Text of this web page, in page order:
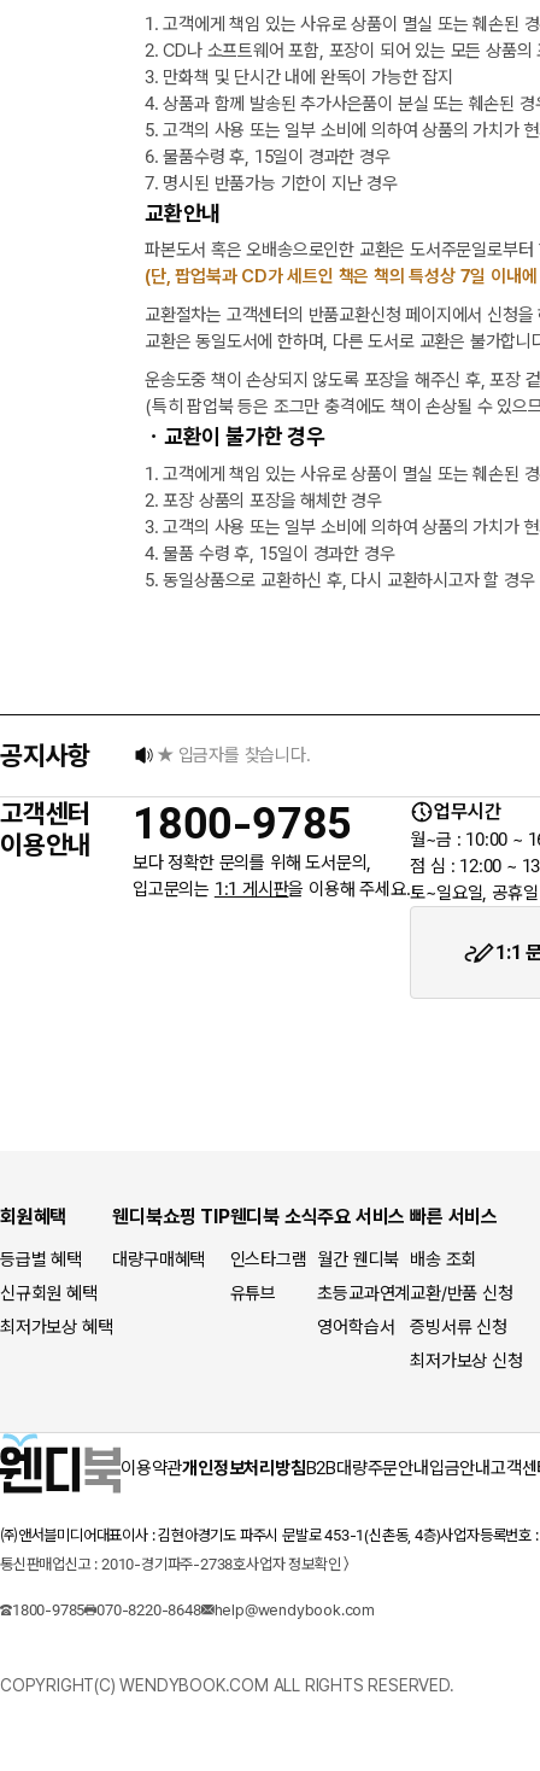
1. 고객에게 책임 있는 사유로 상품이 멸실 또는 훼손된
2. CD나 소프트웨어 포함, 포장이 되어 있는 모든 상품의
3. 만화책 및 단시간 내에 완독이 가능한 잡지
4. 상품과 함께 발송된 추가사은품이 분실 또는 훼손된 경
5. 고객의 사용 또는 일부 소비에 의하여 상품의 가치가
6. 물품수령 후, 15일이 경과한 경우
7. 명시된 반품가능 기한이 지난 경우
교환안내
파본도서 혹은 오배송으로인한 교환은 도서주문일로부
(단, 팝업북과 CD가 세트인 책은 책의 특성상 7일 이내
교환절차는 고객센터의 반품교환신청 페이지에서 신청
교환은 동일도서에 한하며, 다른 도서로 교환은 불가합니
운송도중 책이 손상되지 않도록 포장을 해주신 후, 포장
(특히 팝업북 등은 조그만 충격에도 책이 손상될 수 있으
ㆍ교환이 불가한 경우
1. 고객에게 책임 있는 사유로 상품이 멸실 또는 훼손된
2. 포장 상품의 포장을 해체한 경우
3. 고객의 사용 또는 일부 소비에 의하여 상품의 가치가
4. 물품 수령 후, 15일이 경과한 경우
5. 동일상품으로 교환하신 후, 다시 교환하시고자 할 경
공지사항
택배 없는 날 배송 업무 안내
★ 입금자를 찾습니다.
6월 3일 지방선거일 휴무 안내
고객센터
이용안내
1800-9785
보다 정확한 문의를 위해 도서문의,
입고문의는 1:1 게시판을 이용해 주세요.
업무시간
월~금 : 10:00 ~
점 심 : 12:00 ~
토~일요일, 공휴
1:1
회원혜택
등급별 혜택
신규회원 혜택
최저가보상 혜택
웬디북쇼핑 TIP
대량구매혜택
웬디북 소식
인스타그램
유튜브
주요 서비스
월간 웬디북
초등교과연계
영어학습서
빠른 서비스
배송 조회
교환/반품 신청
증빙서류 신청
최저가보상 신청
이용약관개인정보처리방침B2B대량주문안내입금안내고객
㈜앤서블미디어대표이사 : 김현아경기도 파주시 문발로 453-1(신촌동, 4층)사업자등록번
통신판매업신고 : 2010-경기파주-2738호사업자 정보확인 〉
1800-9785 070-8220-8648 help@wendybook.com
COPYRIGHT(C) WENDYBOOK.COM ALL RIGHTS RESERVED.